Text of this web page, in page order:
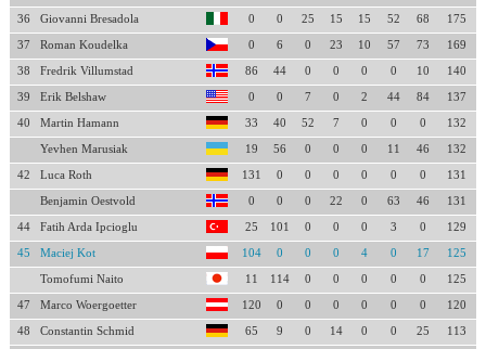
36 Giovanni Bresadola 0 0 25 15 15 52 68 175
37 Roman Koudelka 0 6 0 23 10 57 73 169
38 Fredrik Villumstad 86 44 0 0 0 0 10 140
39 Erik Belshaw 0 0 7 0 2 44 84 137
40 Martin Hamann 33 40 52 7 0 0 0 132
Yevhen Marusiak 19 56 0 0 0 11 46 132
42 Luca Roth 131 0 0 0 0 0 0 131
Benjamin Oestvold 0 0 0 22 0 63 46 131
44 Fatih Arda Ipcioglu 25 101 0 0 0 3 0 129
45 Maciej Kot 104 0 0 0 4 0 17 125
Tomofumi Naito 11 114 0 0 0 0 0 125
47 Marco Woergoetter 120 0 0 0 0 0 0 120
48 Constantin Schmid 65 9 0 14 0 0 25 113